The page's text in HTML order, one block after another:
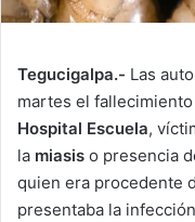
Tegucigalpa.- Las
martes el
Hospital Escuela,
la miasis o presencia
quien era procedente
presentaba la